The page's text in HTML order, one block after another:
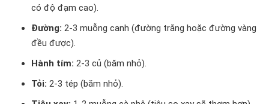
có độ đạm cao).
Đường: 2-3 muỗng canh (đường trắng hoặc đường vàng
đều được).
Hành tím: 2-3 củ (băm nhỏ).
Tỏi: 2-3 tép (băm nhỏ).